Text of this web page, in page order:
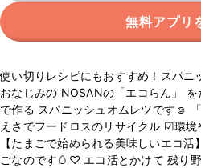
無料アプリ
使い切りレシピにもおすすめ！スパニ
おなじみの NOSANの「エコらん」
で作る スパニッシュオムレツです☺︎
えさでフードロスのリサイクル ☑︎環境
【たまごで始められる美味しいエコ
ごなのです🥚♡ エコ活とかけて 残り